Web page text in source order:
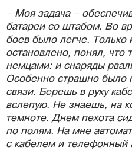
– Моя задача –
батареи со штабом. Во
боев было легче. Только
остановлено, понял, что
немцами: и снаряды
Особенно страшно было
связи. Берешь в руку
вслепую. Не знаешь, на
темноте. Днем пехота
по полям. На мне
с кабелем и телефонный